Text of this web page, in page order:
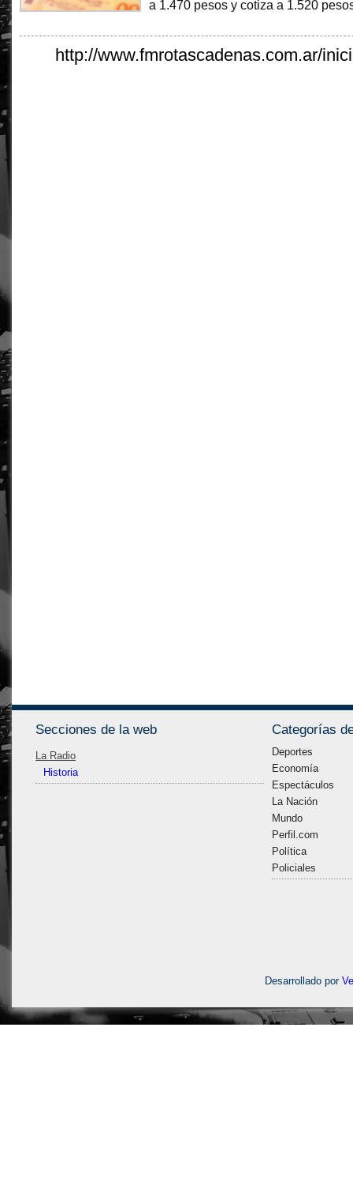
a 1.470 pesos y cotiza a 1.520
http://www.fmrotascadenas.com.ar/
Secciones de la web
La Radio
Historia
Categorías
Deportes
Economía
Espectáculos
La Nación
Mundo
Perfil.com
Política
Policiales
Desarrollado por